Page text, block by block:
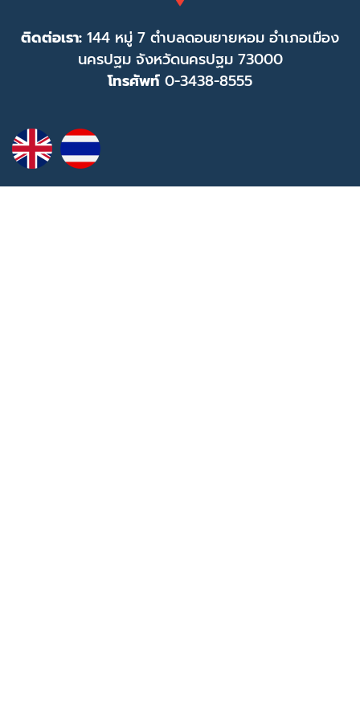
ติดต่อเรา: 144 หมู่ 7 ตำบลดอนยายหอม อำเภอเมือง
นครปฐม จังหวัดนครปฐม 73000
โทรศัพท์ 0-3438-8555